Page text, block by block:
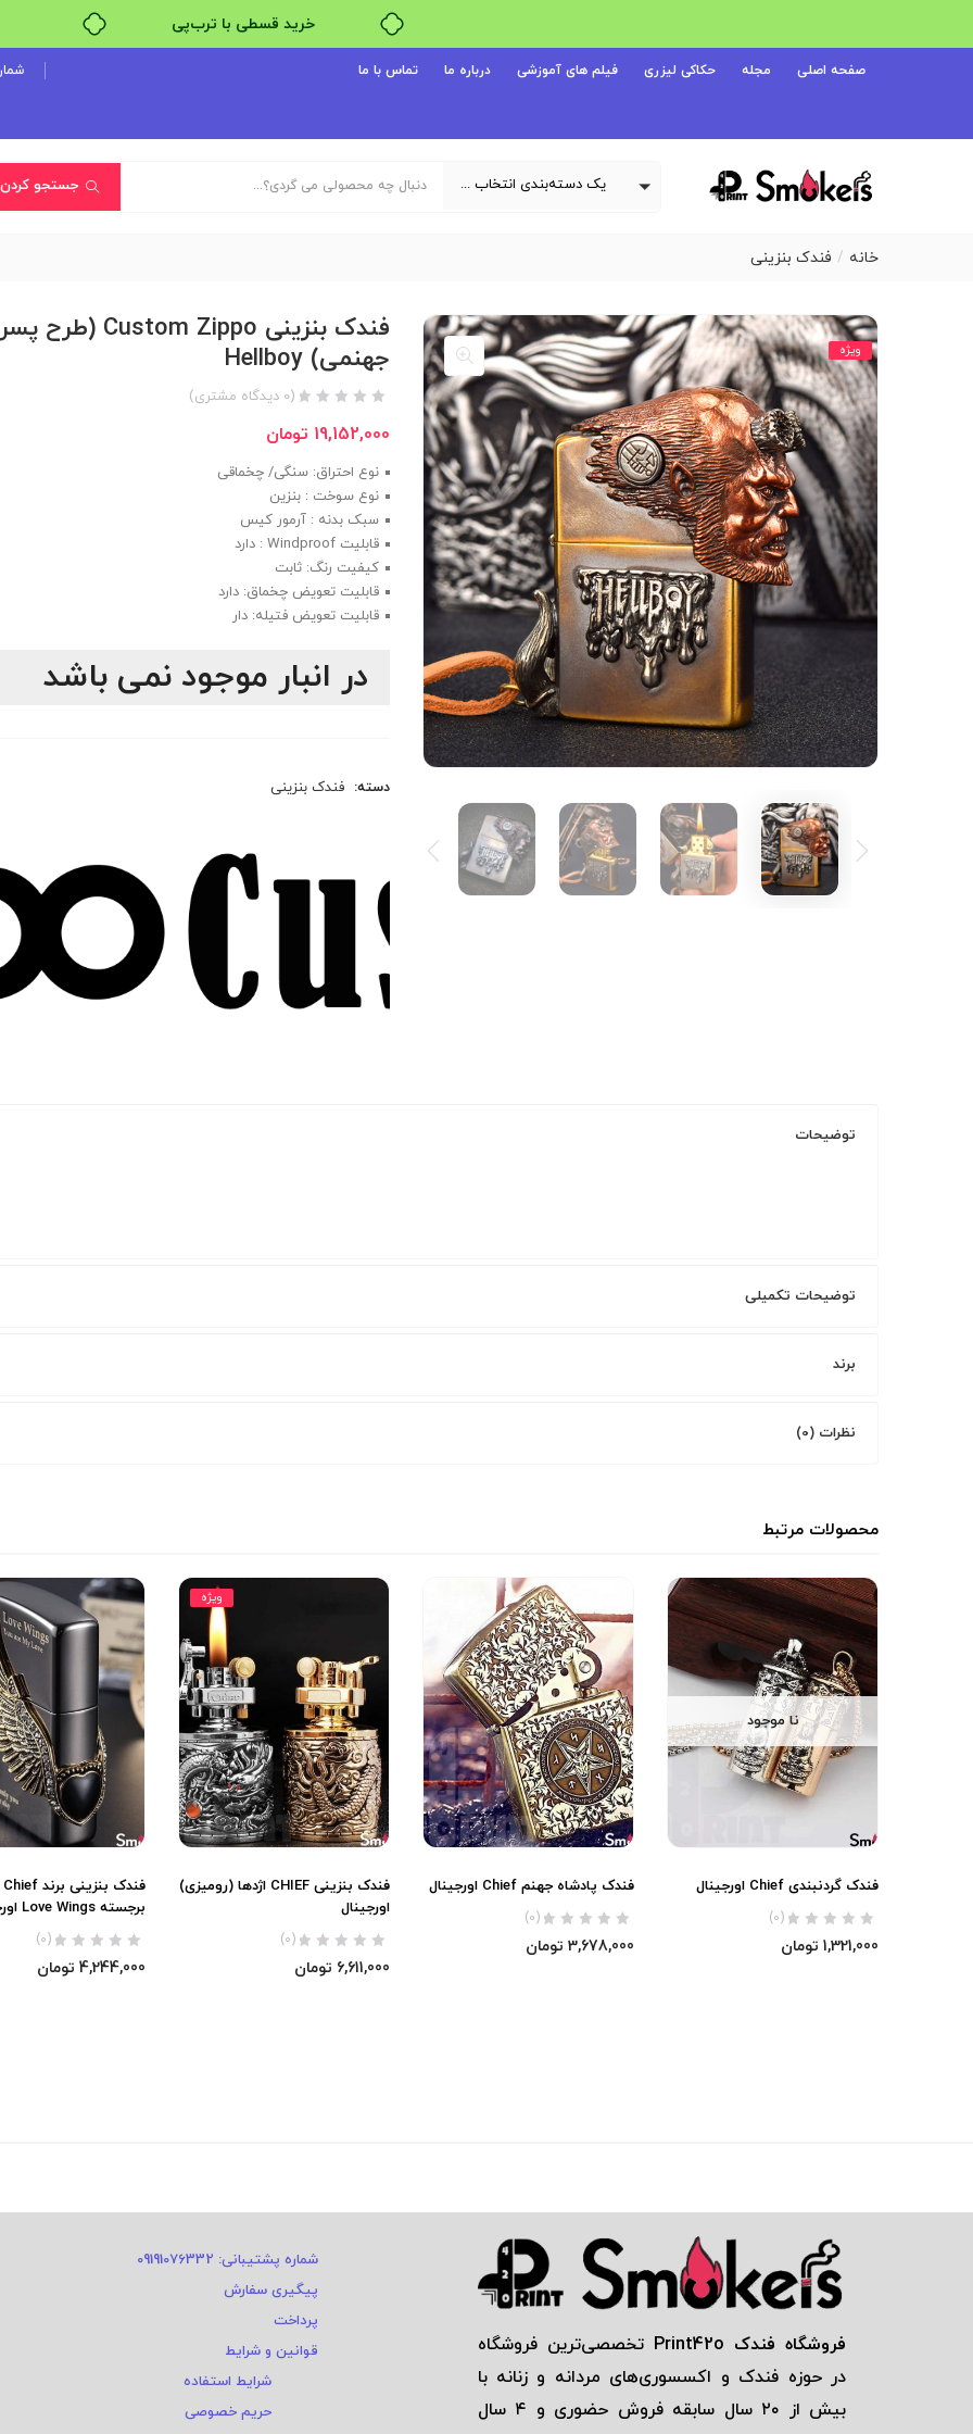
خرید قسطی با ترب‌پی
صفحه اصلی مجله حکاکی لیزری فیلم های آموزشی درباره ما تماس با ما شماره
یک دسته‌بندی انتخاب کنید جستجو کردن
خانه فندک بنزینی
ویژه
فندک بنزینی Custom Zippo (طرح پسر
جهنمی) Hellboy
(
0 دیدگاه مشتری)
19,152,000 تومان
نوع احتراق: سنگی/ چخماقی
نوع سوخت : بنزین
سبک بدنه : آرمور کیس
قابلیت Windproof : دارد
کیفیت رنگ: ثابت
قابلیت تعویض چخماق: دارد
قابلیت تعویض فتیله: دار
در انبار موجود نمی باشد
دسته: فندک بنزینی
توضیحات
توضیحات تکمیلی
برند
نظرات (0)
محصولات مرتبط
نا موجود
فندک گردنبندی Chief اورجینال
(0)
1,321,000 تومان
فندک پادشاه جهنم Chief اورجینال
(0)
3,678,000 تومان
ویژه
فندک بنزینی CHIEF اژدها (رومیزی)
اورجینال
(0)
6,611,000 تومان
برجسته Love Wings اورجینال
(0)
4,244,000 تومان
فروشگاه فندک Print42o
تخصصی‌ترين فروشگاه
در حوزه فندک و اكسسوری‌های مردانه و زنانه با
بيش از ٢٠ سال سابقه فروش حضوری و ٤ سال
شماره پشتیبانی: 09191076332
پیگیری سفارش
پرداخت
قوانین و شرایط
شرایط استفاده
حریم خصوصی